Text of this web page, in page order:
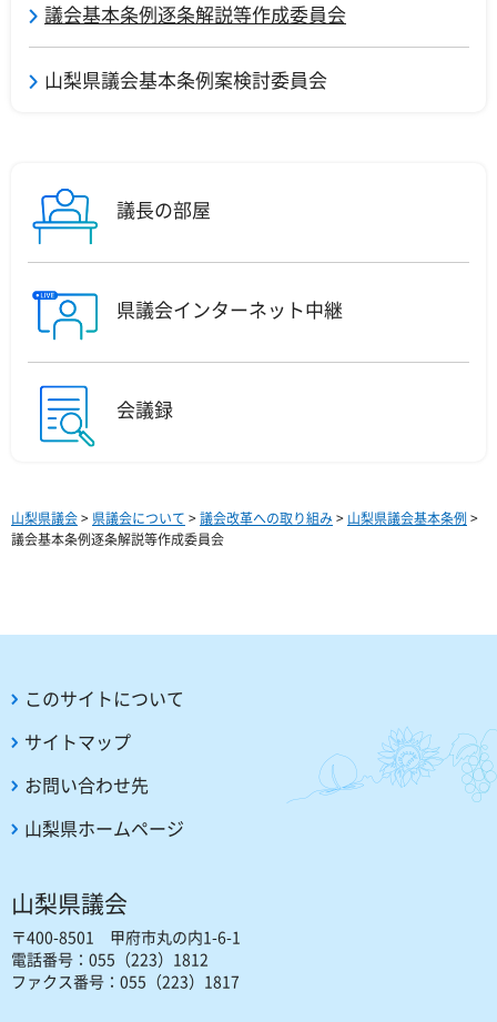
議会基本条例逐条解説等作成委員会
山梨県議会基本条例案検討委員会
議長の部屋
県議会インターネット中継
会議録
山梨県議会> 県議会について >議会改革への取り組み> 山梨県議会基本条例 >
議会基本条例逐条解説等作成委員会
このサイトについて
サイトマップ
お問い合わせ先
山梨県ホームページ
山梨県議会
〒400-8501 甲府市丸の内1-6-1
電話番号：055（223）1812
ファクス番号：055（223）1817